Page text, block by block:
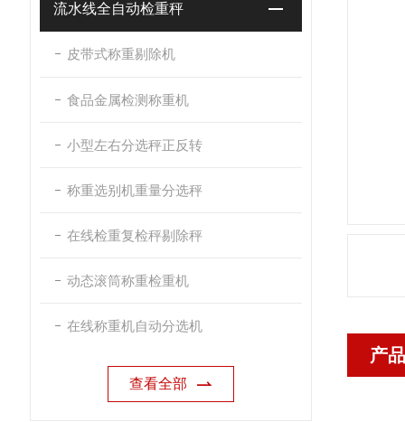
流水线全自动检重秤
皮带式称重剔除机
食品金属检测称重机
小型左右分选秤正反转
称重选别机重量分选秤
在线检重复检秤剔除秤
动态滚筒称重检重机
在线称重机自动分选机
查看全部
产